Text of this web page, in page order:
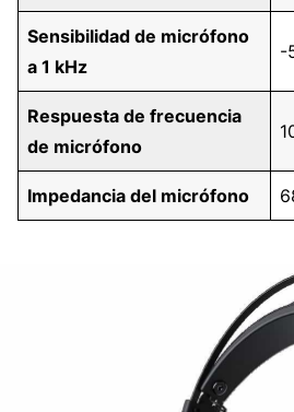
Sensibilidad de micrófono
a 1 kHz
-
Respuesta de frecuencia
de micrófono
Impedancia del micrófono